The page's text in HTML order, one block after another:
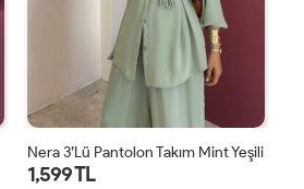
Nera 3’lü Pantolon Takım Mint Yeşili
1,599 TL